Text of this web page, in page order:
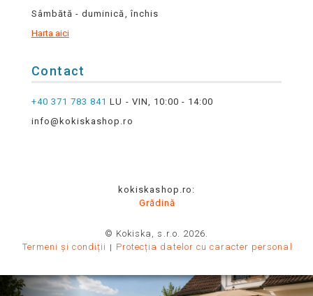
Sâmbătă - duminică, închis
Harta aici
Contact
+40 371 783 841 LU - VIN, 10:00 - 14:00
info@kokiskashop.ro
kokiskashop.ro:
Grădină
© Kokiska, s.r.o. 2026.
Termeni și condiții
Protecția datelor cu caracter personal